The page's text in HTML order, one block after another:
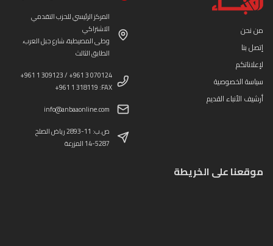
من نحن
إتصل بنا
لإعلاناتكم
سياسة الخصوصية
أرشيف الأنباء القديم
المركز الرئيسي للحزب التقدمي
الاشتراكي
وطى المصيطبة، شارع جبل العرب،
الطابق الثالث
+961 1 309123 / +961 3 070124
+961 1 318119 :FAX
info@anbaaonline.com
ص.ب: 11-2893 رياض الصلح
14-5287 المزرعة
موقعنا على الخريطة